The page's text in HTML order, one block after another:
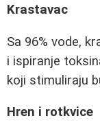
Krastavac
Sa 96% vode,
i ispiranje
koji stimuliraju
Hren i rotkvice